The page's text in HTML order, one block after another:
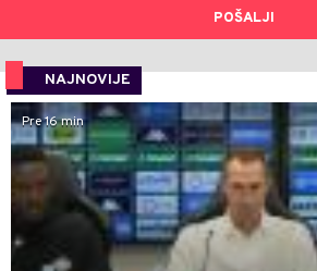
POŠALJI
NAJNOVIJE
Pre 16 min